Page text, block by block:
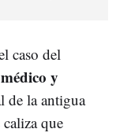
caso del
y
de la antigua
que